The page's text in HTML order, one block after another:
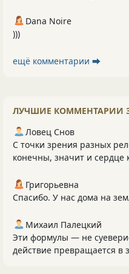
Dana Noire
)))
ещё комментарии ⮕
ЛУЧШИЕ КОММЕНТАРИИ
Ловец Снов
С точки зрения разных
конечны, значит и сердце
Григорьевна
Спасибо. У нас дома на
Михаил Палецкий
Эти формулы — не
действие превращается в